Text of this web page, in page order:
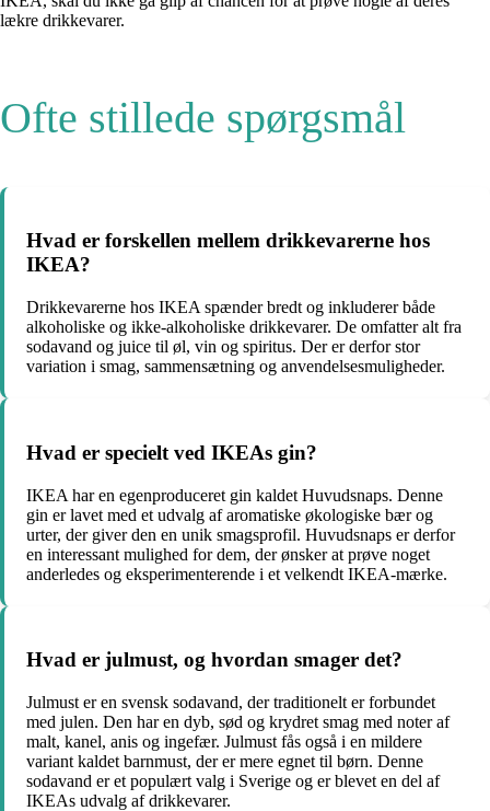
lækre drikkevarer.
Ofte stillede spørgsmål
Hvad er forskellen mellem drikkevarerne hos
IKEA?
Drikkevarerne hos IKEA spænder bredt og inkluderer både
alkoholiske og ikke-alkoholiske drikkevarer. De omfatter alt fra
sodavand og juice til øl, vin og spiritus. Der er derfor stor
variation i smag, sammensætning og anvendelsesmuligheder.
Hvad er specielt ved IKEAs gin?
IKEA har en egenproduceret gin kaldet Huvudsnaps. Denne
gin er lavet med et udvalg af aromatiske økologiske bær og
urter, der giver den en unik smagsprofil. Huvudsnaps er derfor
en interessant mulighed for dem, der ønsker at prøve noget
anderledes og eksperimenterende i et velkendt IKEA-mærke.
Hvad er julmust, og hvordan smager det?
Julmust er en svensk sodavand, der traditionelt er forbundet
med julen. Den har en dyb, sød og krydret smag med noter af
malt, kanel, anis og ingefær. Julmust fås også i en mildere
variant kaldet barnmust, der er mere egnet til børn. Denne
sodavand er et populært valg i Sverige og er blevet en del af
IKEAs udvalg af drikkevarer.